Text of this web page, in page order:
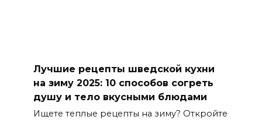
Лучшие рецепты шведской кухни
на зиму 2025: 10 способов согреть
душу и тело вкусными блюдами
Ищете теплые рецепты на зиму? Откройте